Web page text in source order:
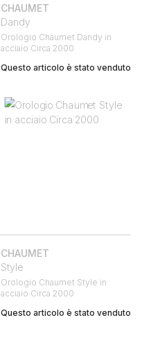
CHAUMET
Dandy
Orologio Chaumet Dandy in
acciaio Circa 2000
Questo articolo è stato venduto
CHAUMET
Style
Orologio Chaumet Style in
acciaio Circa 2000
Questo articolo è stato venduto